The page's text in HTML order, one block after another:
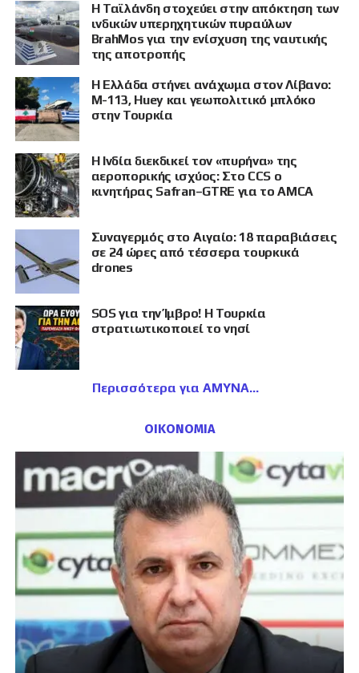
Η Ταϊλάνδη στοχεύει στην απόκτηση των
ινδικών υπερηχητικών πυραύλων
BrahMos για την ενίσχυση της ναυτικής
της αποτροπής
Η Ελλάδα στήνει ανάχωμα στον Λίβανο:
M-113, Huey και γεωπολιτικό μπλόκο
στην Τουρκία
Η Ινδία διεκδικεί τον «πυρήνα» της
αεροπορικής ισχύος: Στο CCS ο
κινητήρας Safran–GTRE για το AMCA
Συναγερμός στο Αιγαίο: 18 παραβιάσεις
σε 24 ώρες από τέσσερα τουρκικά
drones
SOS για την Ίμβρο! Η Τουρκία
στρατιωτικοποιεί το νησί
Περισσότερα για ΑΜΥΝΑ
ΟΙΚΟΝΟΜΙΑ